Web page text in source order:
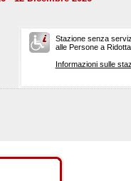
Stazione senza
alle Persone a
Informazioni sulle